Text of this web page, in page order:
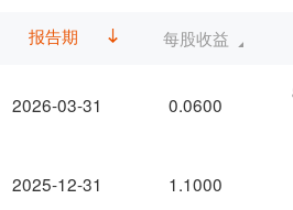
报告期
2026-03-31
2025-12-31
每股收益
0.0600
1.1000